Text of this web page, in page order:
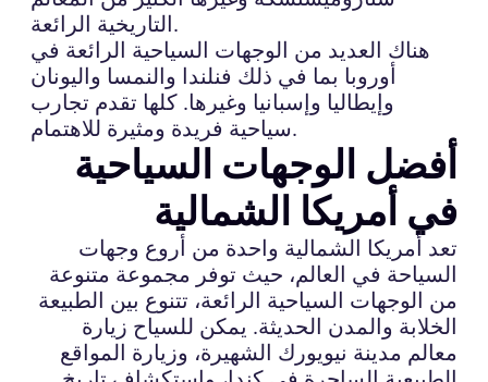
التاريخية الرائعة.
هناك العديد من الوجهات السياحية الرائعة في
أوروبا بما في ذلك فنلندا والنمسا واليونان
وإيطاليا وإسبانيا وغيرها. كلها تقدم تجارب
سياحية فريدة ومثيرة للاهتمام.
أفضل الوجهات السياحية
في أمريكا الشمالية
تعد أمريكا الشمالية واحدة من أروع وجهات
السياحة في العالم، حيث توفر مجموعة متنوعة
من الوجهات السياحية الرائعة، تتنوع بين الطبيعة
الخلابة والمدن الحديثة. يمكن للسياح زيارة
معالم مدينة نيويورك الشهيرة، وزيارة المواقع